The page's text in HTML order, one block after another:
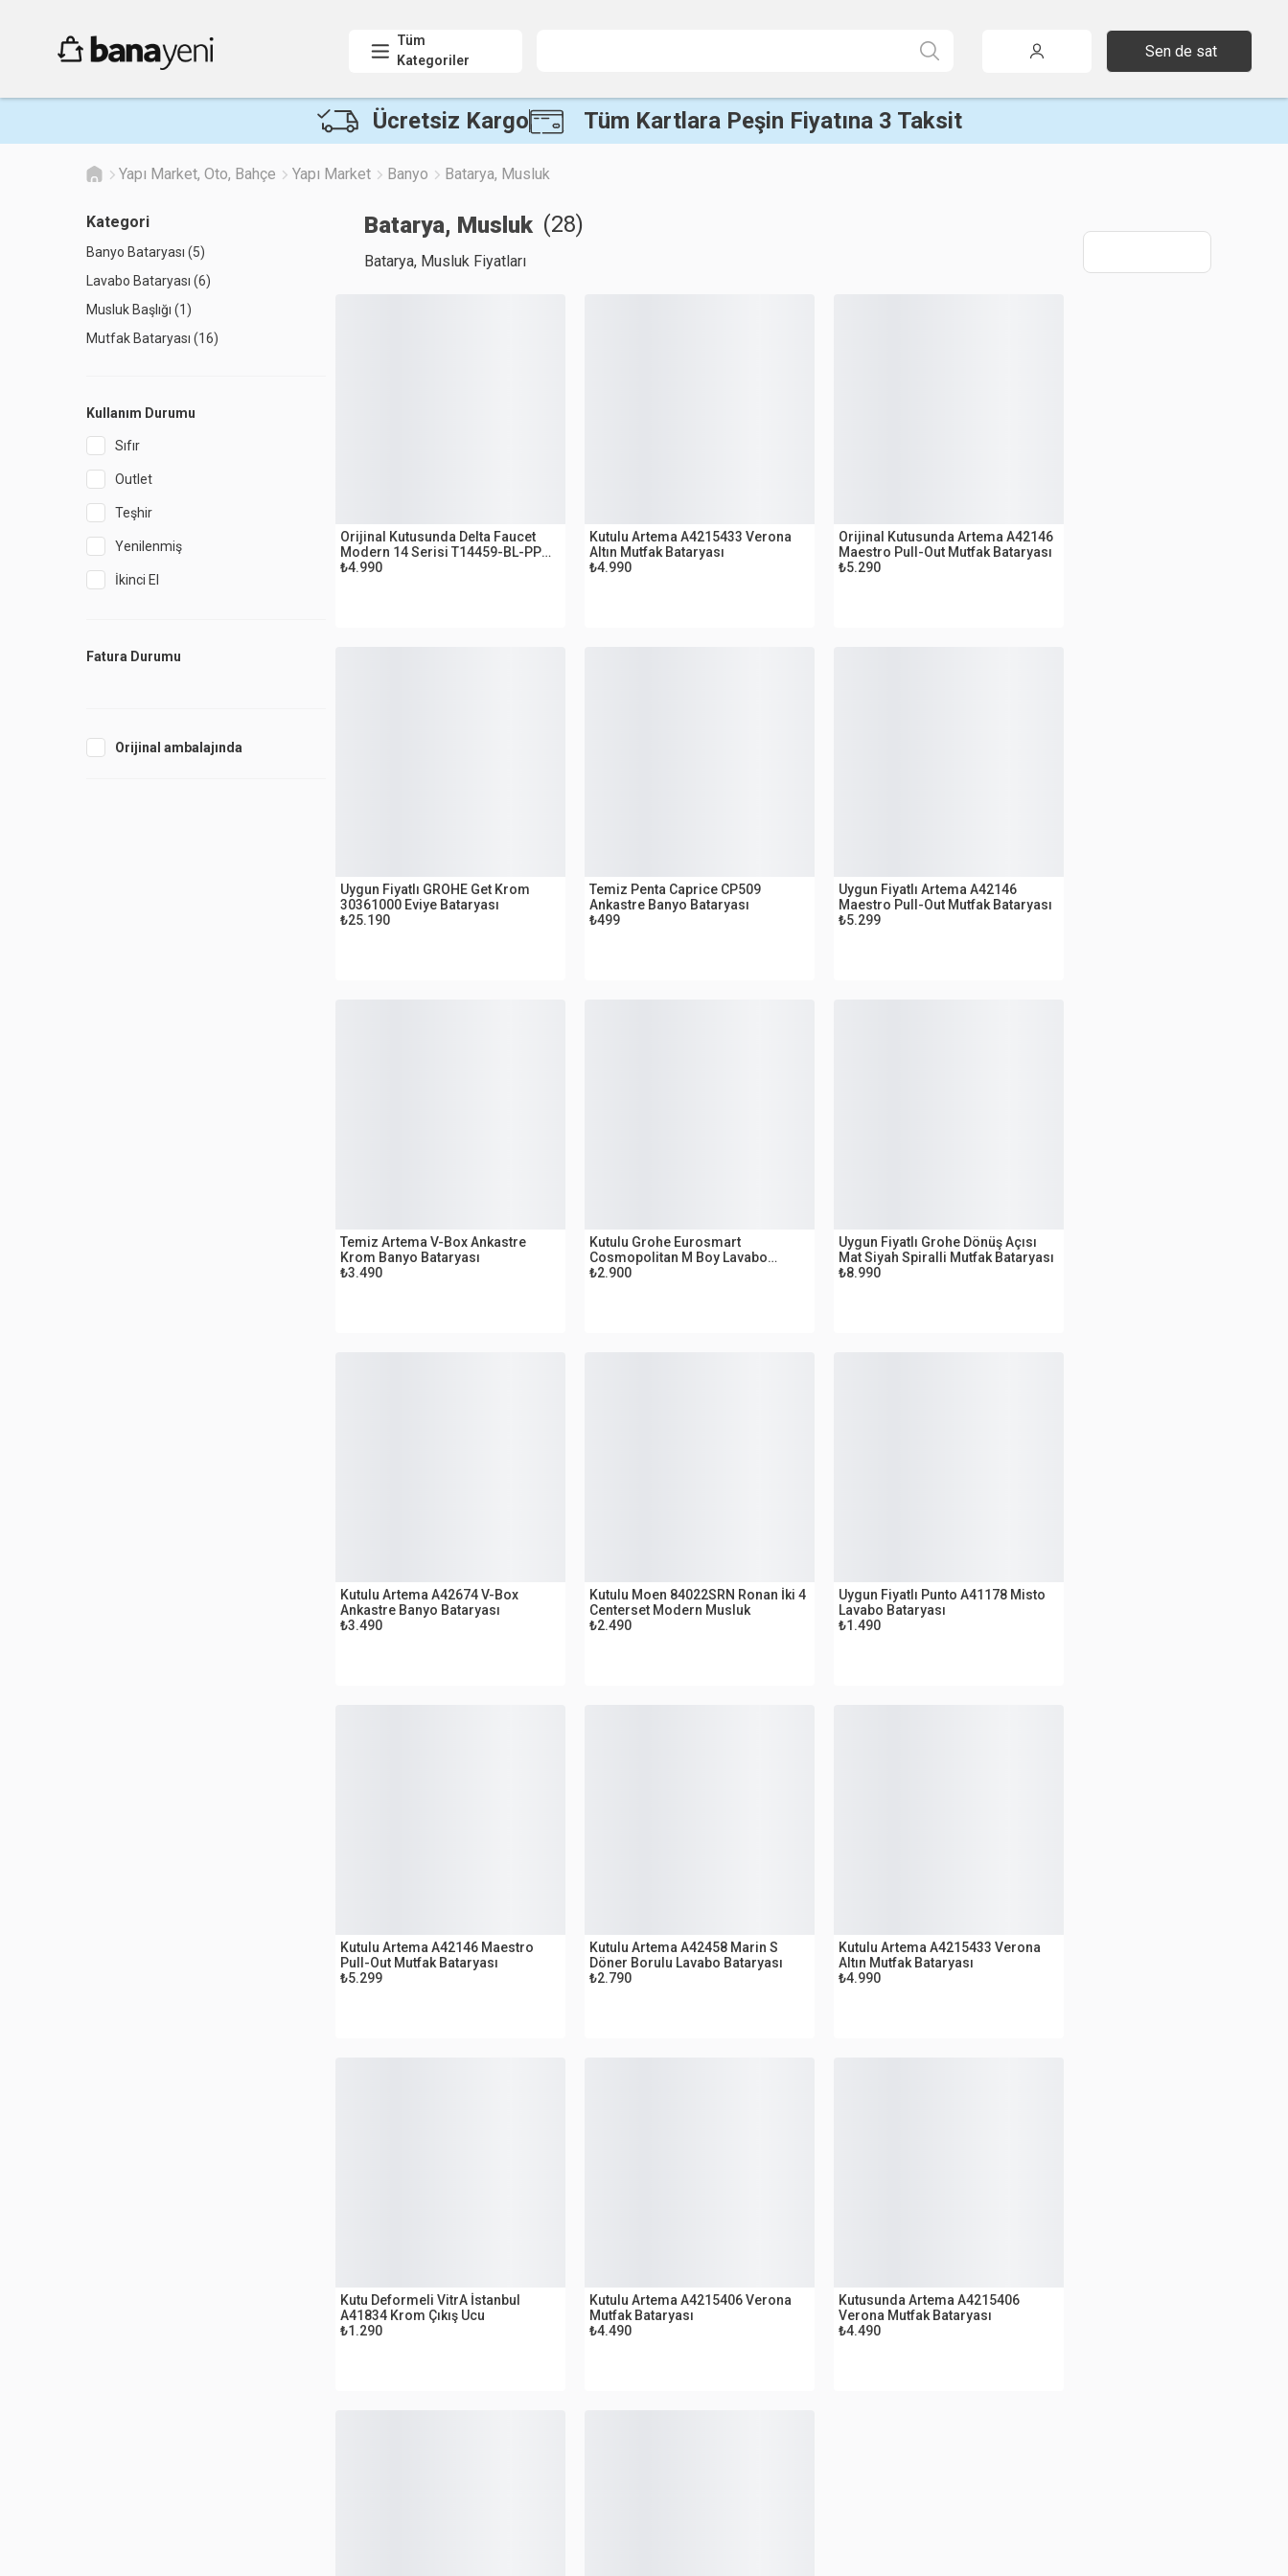
Tüm
Kategoriler
Sen de sat
Ücretsiz Kargo Tüm Kartlara Peşin Fiyatına 3 Taksit
Yapı Market, Oto, Bahçe Yapı Market Banyo Batarya, Musluk
Kategori
Banyo Bataryası (5)
Lavabo Bataryası (6)
Musluk Başlığı (1)
Mutfak Bataryası (16)
Kullanım Durumu
Sıfır
Outlet
Teşhir
Yenilenmiş
İkinci El
Fatura Durumu
Orijinal ambalajında
Batarya, Musluk (28)
Batarya, Musluk Fiyatları
Orijinal Kutusunda Delta Faucet
Modern 14 Serisi T14459-BL-PP
Mat Siyah Duş Bataryası
₺4.990
Kutulu Artema A4215433 Verona
Altın Mutfak Bataryası
₺4.990
Orijinal Kutusunda Artema A42146
Maestro Pull-Out Mutfak Bataryası
₺5.290
Uygun Fiyatlı GROHE Get Krom
30361000 Eviye Bataryası
₺25.190
Temiz Penta Caprice CP509
Ankastre Banyo Bataryası
₺499
Uygun Fiyatlı Artema A42146
Maestro Pull-Out Mutfak Bataryası
₺5.299
Temiz Artema V-Box Ankastre
Krom Banyo Bataryası
₺3.490
Kutulu Grohe Eurosmart
Cosmopolitan M Boy Lavabo
Bataryası
₺2.900
Uygun Fiyatlı Grohe Dönüş Açısı
Mat Siyah Spiralli Mutfak Bataryası
₺8.990
Kutulu Artema A42674 V-Box
Ankastre Banyo Bataryası
₺3.490
Kutulu Moen 84022SRN Ronan İki 4
Centerset Modern Musluk
₺2.490
Uygun Fiyatlı Punto A41178 Misto
Lavabo Bataryası
₺1.490
Kutulu Artema A42146 Maestro
Pull-Out Mutfak Bataryası
₺5.299
Kutulu Artema A42458 Marin S
Döner Borulu Lavabo Bataryası
₺2.790
Kutulu Artema A4215433 Verona
Altın Mutfak Bataryası
₺4.990
Kutu Deformeli VitrA İstanbul
A41834 Krom Çıkış Ucu
₺1.290
Kutulu Artema A4215406 Verona
Mutfak Bataryası
₺4.490
Kutusunda Artema A4215406
Verona Mutfak Bataryası
₺4.490